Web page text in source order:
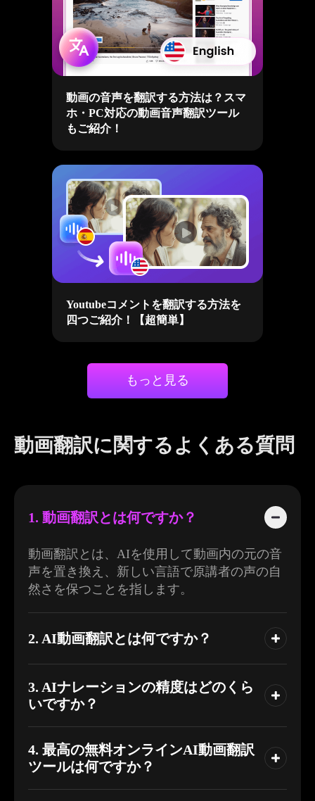
動画の音声を翻訳する方法は？スマ
ホ・PC対応の動画音声翻訳ツール
もご紹介！
Youtubeコメントを翻訳する方法を
四つご紹介！【超簡単】
もっと見る
動画翻訳に関するよくある質問
1. 動画翻訳とは何ですか？
動画翻訳とは、AIを使用して動画内の元の音
声を置き換え、新しい言語で原講者の声の自
然さを保つことを指します。
2. AI動画翻訳とは何ですか？
3. AIナレーションの精度はどのくら
いですか？
4. 最高の無料オンラインAI動画翻訳
ツールは何ですか？